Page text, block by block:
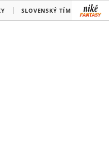
SLOVENSKÝ TÍM